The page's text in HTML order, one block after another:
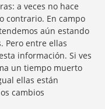
a veces no hace
contrario. En campo
aún estando
Pero entre ellas
información. Si ves
un tiempo muerto
ellas están
cambios